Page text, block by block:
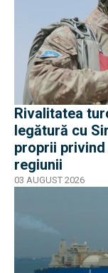
Rivalitatea
legătură cu
proprii
regiunii
03 AUGUST 2026